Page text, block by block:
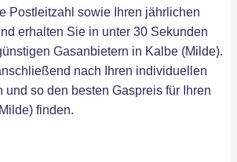
Postleitzahl sowie Ihren jährlichen
erhalten Sie in unter 30 Sekunden
Gasanbietern in Kalbe (Milde).
nach Ihren individuellen
und so den besten Gaspreis für Ihren
finden.